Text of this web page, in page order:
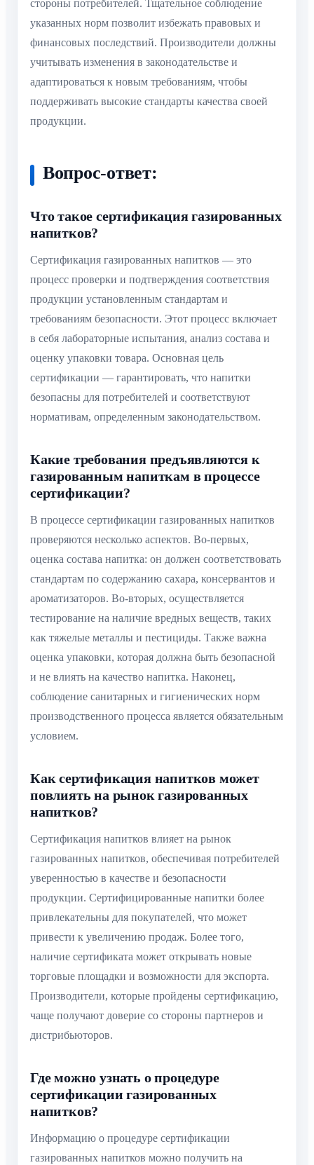
стороны потребителей. Тщательное соблюдение
указанных норм позволит избежать правовых и
финансовых последствий. Производители должны
учитывать изменения в законодательстве и
адаптироваться к новым требованиям, чтобы
поддерживать высокие стандарты качества своей
продукции.
Вопрос-ответ:
Что такое сертификация газированных
напитков?
Сертификация газированных напитков — это
процесс проверки и подтверждения соответствия
продукции установленным стандартам и
требованиям безопасности. Этот процесс включает
в себя лабораторные испытания, анализ состава и
оценку упаковки товара. Основная цель
сертификации — гарантировать, что напитки
безопасны для потребителей и соответствуют
нормативам, определенным законодательством.
Какие требования предъявляются к
газированным напиткам в процессе
сертификации?
В процессе сертификации газированных напитков
проверяются несколько аспектов. Во-первых,
оценка состава напитка: он должен соответствовать
стандартам по содержанию сахара, консервантов и
ароматизаторов. Во-вторых, осуществляется
тестирование на наличие вредных веществ, таких
как тяжелые металлы и пестициды. Также важна
оценка упаковки, которая должна быть безопасной
и не влиять на качество напитка. Наконец,
соблюдение санитарных и гигиенических норм
производственного процесса является обязательным
условием.
Как сертификация напитков может
повлиять на рынок газированных
напитков?
Сертификация напитков влияет на рынок
газированных напитков, обеспечивая потребителей
уверенностью в качестве и безопасности
продукции. Сертифицированные напитки более
привлекательны для покупателей, что может
привести к увеличению продаж. Более того,
наличие сертификата может открывать новые
торговые площадки и возможности для экспорта.
Производители, которые пройдены сертификацию,
чаще получают доверие со стороны партнеров и
дистрибьюторов.
Где можно узнать о процедуре
сертификации газированных
напитков?
Информацию о процедуре сертификации
газированных напитков можно получить на